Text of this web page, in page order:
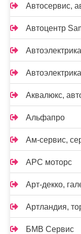
Автосервис,
Автоцентр
Автоэлектрика
Аквалюкс,
Альфапро
Ам-сервис,
АРС моторс
Арт-декко,
Артландия,
БМВ Сервис